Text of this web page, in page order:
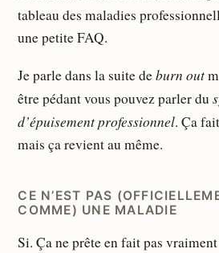
tableau des maladies
une petite FAQ.
Je parle dans la suite deburn out
être pédant vous pouvez parler du
d’épuisement professionnel. Ça
mais ça revient au même.
CE N’EST PAS
COMME) UNE MALADIE
Si. Ça ne prête en fait pas